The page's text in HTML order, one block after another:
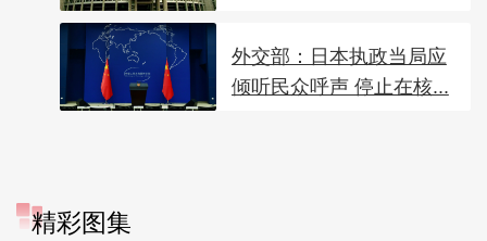
外交部：日本执政当局应
倾听民众呼声 停止在核...
精彩图集